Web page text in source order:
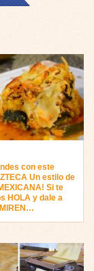
con este
Un estilo de
Si te
HOLA y dale a